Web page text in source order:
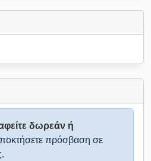
δωρεάν ή
πρόσβαση σε